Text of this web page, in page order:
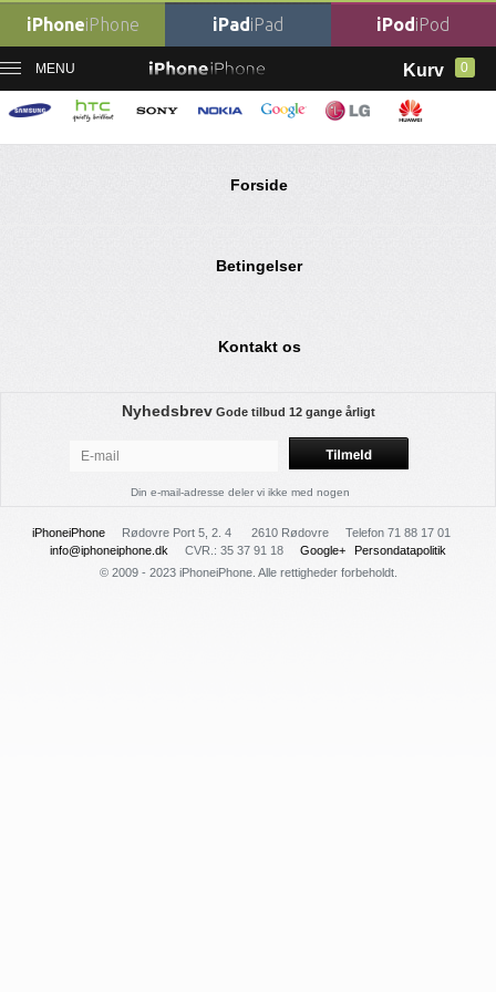
iPhoneiPhone iPadiPad iPodiPod
MENU Kurv 0
Ingen varer fundet
Forside
Betingelser
Kontakt os
Nyhedsbrev Gode tilbud 12 gange årligt
Din e-mail-adresse deler vi ikke med nogen
iPhoneiPhone Rødovre Port 5, 2. 4 2610 Rødovre
Telefon 71 88 17 01
info@iphoneiphone.dk
CVR.: 35 37 91 18 Google+
Persondatapolitik
© 2009 - 2023 iPhoneiPhone. Alle rettigheder forbeholdt.